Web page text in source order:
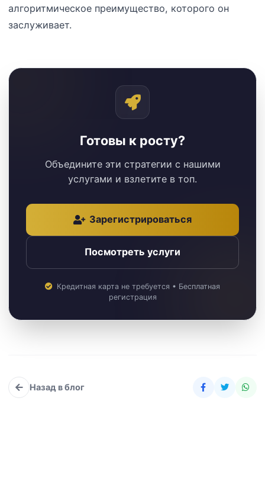
алгоритмическое преимущество, которого он
заслуживает.
Готовы к росту?
Объедините эти стратегии с нашими
услугами и взлетите в топ.
Зарегистрироваться
Посмотреть услуги
Кредитная карта не требуется • Бесплатная
регистрация
Назад в блог